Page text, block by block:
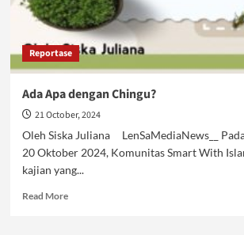
Reportase
Ada Apa dengan Chingu?
21 October, 2024
Oleh Siska Juliana LenSaMediaNews__
20 Oktober 2024, Komunitas Smart With
kajian yang...
Read MoreRead